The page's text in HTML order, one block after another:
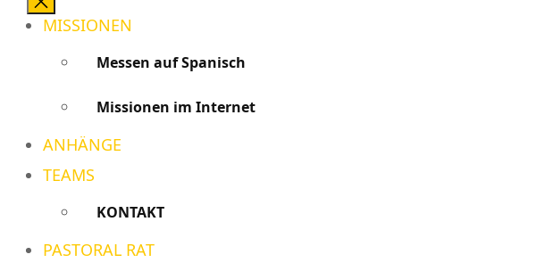
beenden
MISSIONEN
Messen auf Spanisch
Missionen im Internet
ANHÄNGE
TEAMS
KONTAKT
PASTORAL RAT